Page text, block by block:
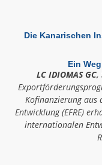
Die Kanarischen
Ein
LC IDIOMAS GC,
Kofinanzierung aus
Entwicklung (EFRE)
internationalen